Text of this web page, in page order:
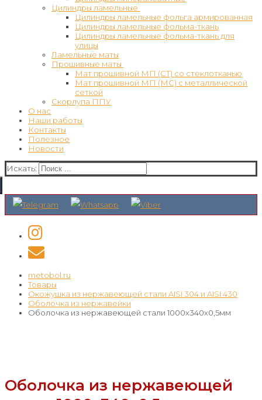
Цилиндры ламельные
Цилиндры ламельные фольга армированная
Цилиндры ламельные фольма-ткань
Цилиндры ламельные фольма-ткань для
улицы
Ламельные маты
Прошивные маты
Мат прошивной МП (СТ) со стеклотканью
Мат прошивной МП (МС) с металлической
сеткой
Скорлупа ППУ
О нас
Наши работы
Контакты
Полезное
Новости
Искать:
metobol.ru
Товары
Окожушка из нержавеющей стали AISI 304 и AISI 430
Оболочка из нержавейки
Оболочка из нержавеющей стали 1000х340х0,5мм
Оболочка из нержавеющей